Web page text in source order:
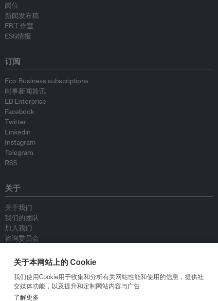
岗位
新闻发布稿
EB工作室
ESG情报
订阅
Eco-Business subscriptions
时事新闻简讯
EB Enterprise
Facebook
Twitter
Linkedin
Instagram
Telegram
RSS
关于
关于我们
我们的团队
加入我们
咨询委员会
联系我们
政策
关于本网站上的 Cookie
我们使用Cookie用于收集和分析有关网站性能和使用的信息，提供社
交媒体功能，以及提升和定制网站内容与广告
了解更多